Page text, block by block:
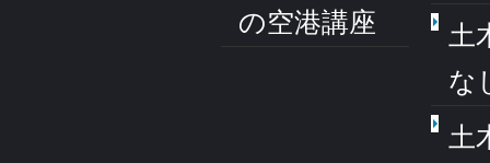
の空港講座
土
な
土